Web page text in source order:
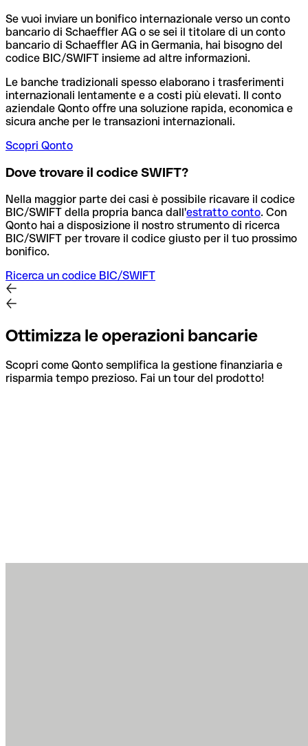
Se vuoi inviare un bonifico internazionale verso un conto
bancario di Schaeffler AG o se sei il titolare di un conto
bancario di Schaeffler AG in Germania, hai bisogno del
codice BIC/SWIFT insieme ad altre informazioni.
Le banche tradizionali spesso elaborano i trasferimenti
internazionali lentamente e a costi più elevati. Il conto
aziendale Qonto offre una soluzione rapida, economica e
sicura anche per le transazioni internazionali.
Scopri Qonto
Dove trovare il codice SWIFT?
Nella maggior parte dei casi è possibile ricavare il codice
BIC/SWIFT della propria banca dall'estratto conto. Con
Qonto hai a disposizione il nostro strumento di ricerca
BIC/SWIFT per trovare il codice giusto per il tuo prossimo
bonifico.
Ricerca un codice BIC/SWIFT
Ottimizza le operazioni bancarie
Scopri come Qonto semplifica la gestione finanziaria e
risparmia tempo prezioso. Fai un tour del prodotto!